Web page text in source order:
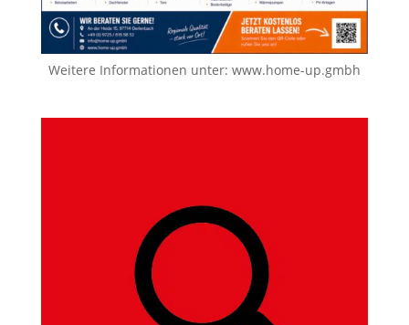
Weitere Informationen unter: www.home-up.gmbh